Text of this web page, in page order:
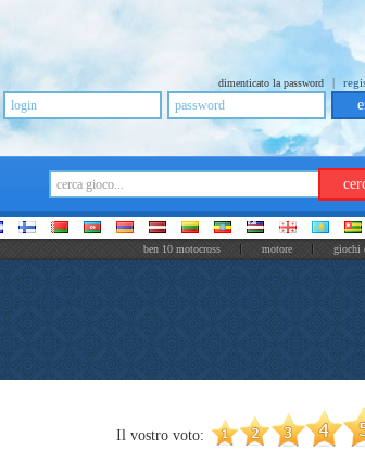
dimenticato la password |
ben 10 motocross motore giochi
Il vostro voto: